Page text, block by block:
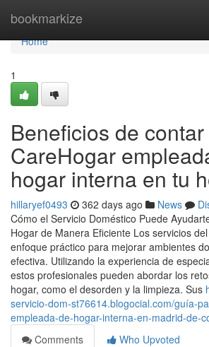
bookmarkize
Home
Home
1
Beneficios de
CareHogar
hogar interna en tu
hillaryef0493 362 days ago News
Cómo el Servicio Doméstico Puede
Hogar de Manera Eficiente Los servicios
enfoque práctico para mejorar ambientes
efectiva. Utilizando la experiencia de
estos profesionales pueden abordar los
hogar, como el desorden y la limpieza. Sus
servicio-dom-st76614.blogocial.com/guía-
empleada-de-hogar-interna-en-madrid-de-
Comments
Who Upvoted